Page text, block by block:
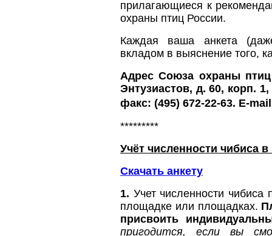
прилагающиеся к
охраны птиц России.
Каждая ваша анкета
вкладом в выяснение того,
Адрес Союза охраны
Энтузиастов, д. 60, корп.
факс: (495) 672-22-63. E-
*********
Учёт численности чибиса
Скачать анкету
1. Учет численности
площадке или площадках.
присвоить
пригодится, если вы